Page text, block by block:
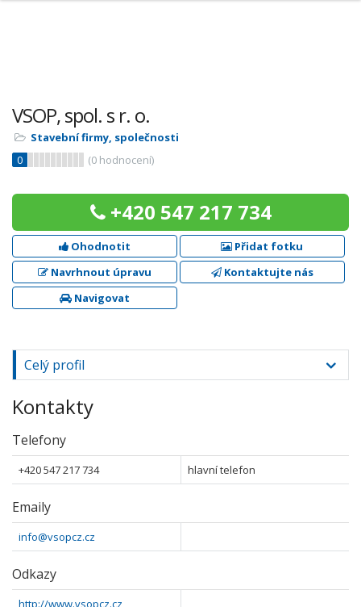
VSOP, spol. s r. o.
Stavební firmy, společnosti
0
(0 hodnocení)
+420 547 217 734
Ohodnotit
Přidat fotku
Navrhnout úpravu
Kontaktujte nás
Navigovat
Celý profil
Kontakty
Telefony
+420 547 217 734 hlavní telefon
Emaily
info@vsopcz.cz
Odkazy
http://www.vsopcz.cz